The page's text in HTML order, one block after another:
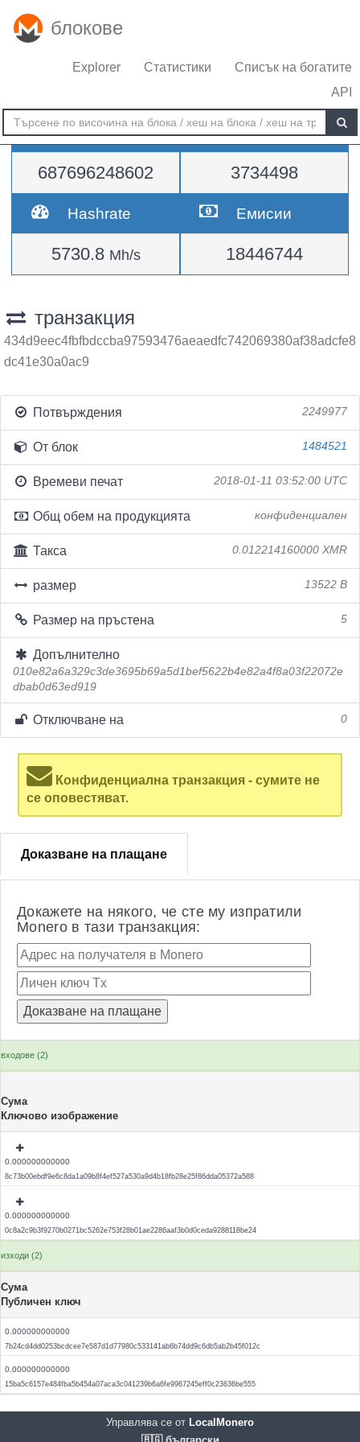
блокове
Explorer Статистики
Списък на богатите
API
Трудност
687696248602
височина
3734498
Hashrate
5730.8 Mh/s
Емисии
18446744
транзакция
434d9eec4fbfbdccba97593476aeaedfc742069380af38adcfe8
dc41e30a0ac9
Потвърждения 2249977
От блок 1484521
Времеви печат 2018-01-11 03:52:00 UTC
Общ обем на продукцията конфиденциален
Такса 0.012214160000 XMR
размер 13522 B
Размер на пръстена 5
Допълнително
010e82a6a329c3de3695b69a5d1bef5622b4e82a4f8a03f22072e
dbab0d63ed919
Отключване на 0
Конфиденциална транзакция - сумите не
се оповестяват.
Доказване на плащане
Докажете на някого, че сте му изпратили
Monero в тази транзакция:
входове (2)
Сума
Ключово изображение
0.000000000000
8c73b00ebdf9e6c8da1a09b8f4ef527a530a9d4b18fb28e25f86dda05372a588
0.000000000000
0c8a2c9b3f9270b0271bc5262e753f28b01ae2286aaf3b0d0ceda9288118be24
изходи (2)
Сума
Публичен ключ
0.000000000000
7b24cd4dd0253bcdcee7e587d1d77980c533141ab6b74dd9c6db5ab2b45f012c
0.000000000000
15ba5c6157e484fba5b454a07aca3c041239b6a6fe9967245eff0c23636be555
Управлява се от LocalMonero